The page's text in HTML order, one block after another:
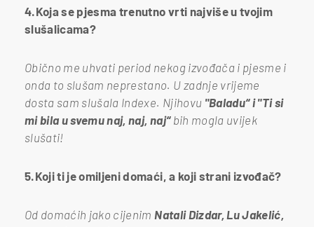
4.Koja se pjesma trenutno vrti najviše u tvojim
slušalicama?
Obično me uhvati period nekog izvođača i pjesme i
onda to slušam neprestano. U zadnje vrijeme
dosta sam slušala Indexe. Njihovu "Baladu“ i "Ti si
mi bila u svemu naj, naj, naj“bih mogla uvijek
slušati!
5.Koji ti je omiljeni domaći, a koji strani izvođač?
Od domaćih jako cijenim Natali Dizdar, Lu Jakelić,